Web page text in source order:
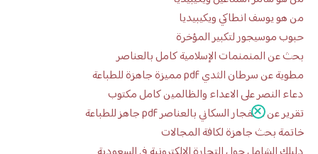
من هو يوسف انطاكي ويكيبيديا
حبوب موسيجور لتكبير المؤخرة
بحث عن المنمنمات الإسلامية كامل بالعناصر
مطوية عن سرطان الثدي pdf مميزة جاهزة للطباعة
دعاء النصر على الاعداء والظالمين كامل مكتوب
تقرير عن الانفجار السكاني بالعناصر pdf جاهز للطباعة
خاتمة بحث جاهزة لكافة المجالات